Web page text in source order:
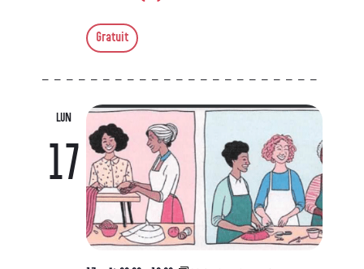
Gratuit
LUN
17